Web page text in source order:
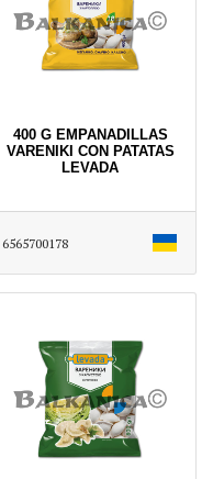
400 G EMPANADILLAS
VARENIKI CON PATATAS
LEVADA
6565700178